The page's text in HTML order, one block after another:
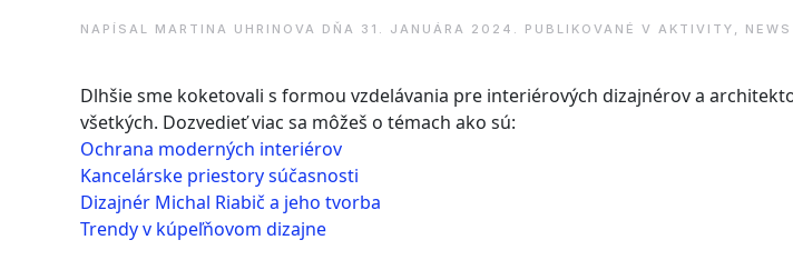
NAPÍSAL MARTINA UHRINOVA DŇA 31. JANUÁRA 2024 . PUBLIKOVANÉ V AKTIVITY , NEWS
Dlhšie sme koketovali s formou vzdelávania pre interiérových dizajnérov a
všetkých. Dozvedieť viac sa môžeš o témach ako sú:
Ochrana moderných interiérov
Kancelárske priestory súčasnosti
Dizajnér Michal Riabič a jeho tvorba
Trendy v kúpeľňovom dizajne